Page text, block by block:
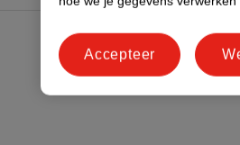
Accepteer